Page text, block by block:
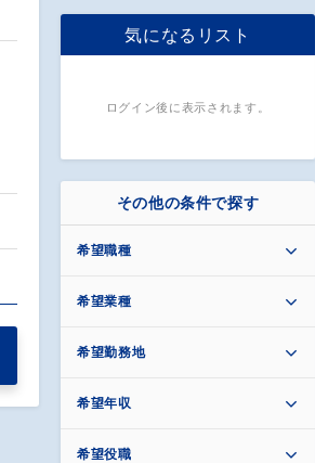
気になるリスト
ログイン後に表示されます。
その他の条件で探す
希望職種
希望業種
希望勤務地
希望年収
希望役職